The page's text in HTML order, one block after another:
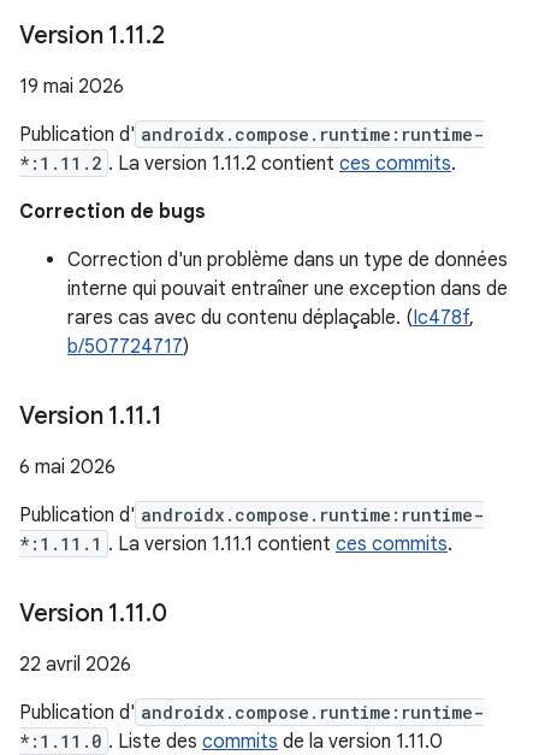
Version 1.11.2
19 mai 2026
Publication d' androidx.compose.runtime:runtime-
*:1.11.2 . La version 1.11.2 contient ces commits.
Correction de bugs
Correction d'un problème dans un type de données
interne qui pouvait entraîner une exception dans de
rares cas avec du contenu déplaçable. (Ic478f,
b/507724717)
Version 1.11.1
6 mai 2026
Publication d' androidx.compose.runtime:runtime-
*:1.11.1 . La version 1.11.1 contient ces commits.
Version 1.11.0
22 avril 2026
Publication d' androidx.compose.runtime:runtime-
*:1.11.0 . Liste des commits de la version 1.11.0